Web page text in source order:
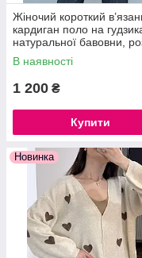
Жіночий короткий
кардиган поло на
натуральної бавовни,
42–48 Туреччина
В наявності
1 200 ₴
Купити
Новинка